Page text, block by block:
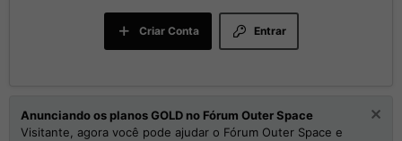
Entrar
Criar Conta
Anunciando os planos GOLD no Fórum Outer Space
Visitante, agora você pode ajudar o Fórum Outer Space e